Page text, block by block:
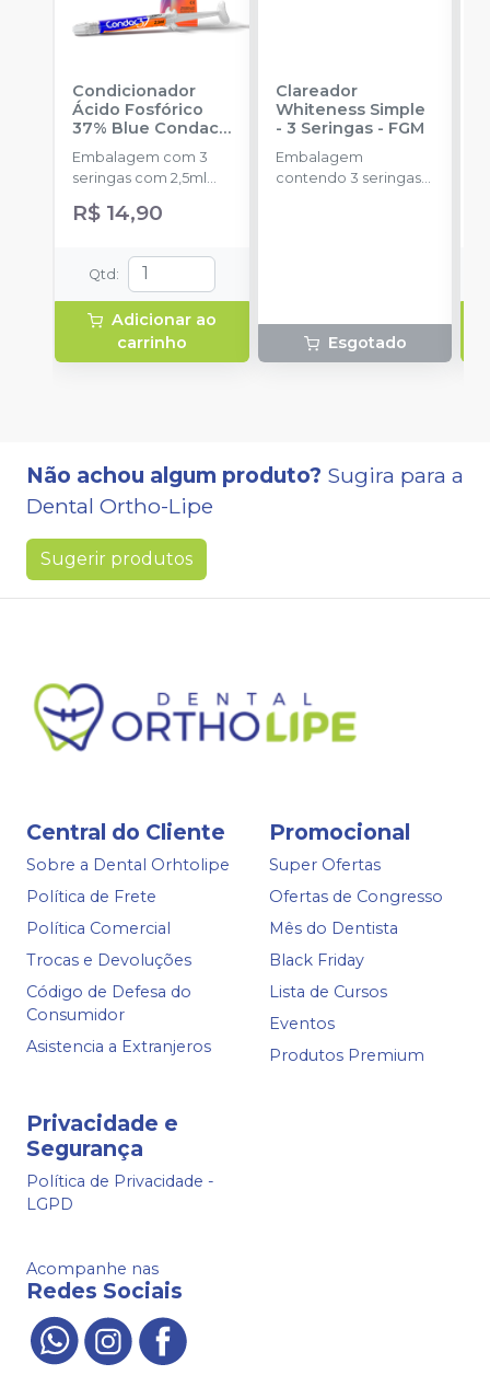
Condicionador
Ácido Fosfórico
37% Blue Condac-
FGM
Embalagem com 3
seringas com 2,5ml
cada uma e 3
ponteiras para
R$ 14,90
Qtd :
Adicionar ao
carrinho
Clareador
Whiteness Simple
- 3 Seringas- FGM
Embalagem
contendo 3 seringas
Esgotado
Não achou algum produto? Sugira para a
Dental Ortho-Lipe
Sugerir produtos
Central do Cliente
Sobre a Dental Orhtolipe
Política de Frete
Política Comercial
Trocas e Devoluções
Código de Defesa do
Consumidor
Asistencia a Extranjeros
Promocional
Super Ofertas
Ofertas de Congresso
Mês do Dentista
Black Friday
Lista de Cursos
Eventos
Produtos Premium
Privacidade e
Segurança
Política de Privacidade -
LGPD
Acompanhe nas
Redes Sociais